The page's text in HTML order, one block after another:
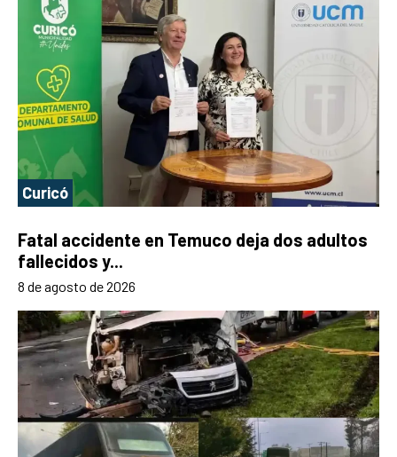
Curicó
Fatal accidente en Temuco deja dos adultos
fallecidos y...
8 de agosto de 2026